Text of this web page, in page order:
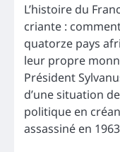
L’histoire du
criante :
quatorze pays
leur propre
Président
d’une situation
politique en
assassiné en